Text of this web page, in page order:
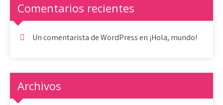
Comentarios recientes
Un comentarista de WordPressen ¡Hola, mundo!
Archivos